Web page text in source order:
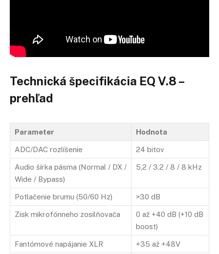
Technická špecifikácia EQ V.8 –
prehľad
Parameter Hodnota
ADC/DAC rozlíšenie 24 bitov
Audio šírka pásma (Normal / DX /
Wide / Bypass)
5,2 / 3,2 / 8 / 8 kHz
Potlačenie brumu (50/60 Hz) >30 dB
Zisk mikrofónneho zosilňovača
0 až +40 dB (+10 dB
boost)
Fantómové napájanie XLR +35 až +48V